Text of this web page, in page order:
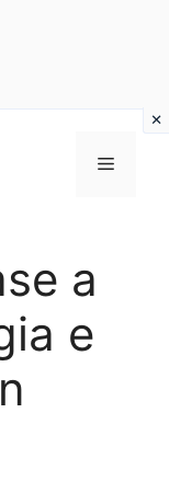
MENU
a
e